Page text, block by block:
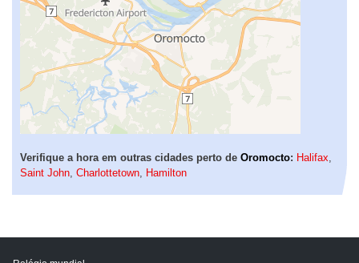
Verifique a hora em outras cidades perto de Oromocto: Halifax,
Saint John, Charlottetown, Hamilton